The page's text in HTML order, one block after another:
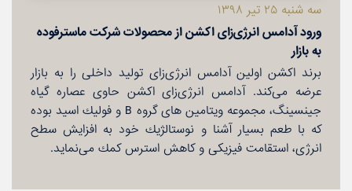
سه شنبه ۲۵ تیر ۱۳۹۸
ورود آدامس انرژی‌زای اكشن از محصولات شركت ماسترفوده
به بازار
برند اكشن اولین آدامس انرژی‌زای تولید داخلی را به بازار
عرضه می‌كند. آدامس انرژی‌زای اكشن حاوی عصاره گیاه
جینسینگ، مجموعه ویتامین های گروه B و فولیك اسید بوده
كه با طعم بسیار آشنا و نوستالژیك خود به افزایش سطح
انرژی، استقامت فیزیكی و كاهش استرس كمك می‌نماید.